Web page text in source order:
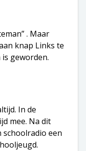
. Maar
knap Links te
geworden.
In de
mee. Na dit
schoolradio een